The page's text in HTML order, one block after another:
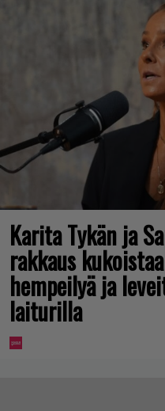
Karita Tykän ja
rakkaus
hempeilyä ja
laiturilla